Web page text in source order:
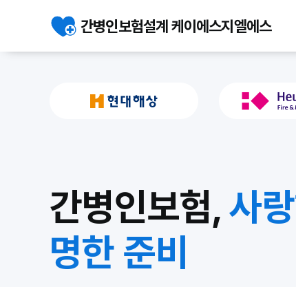
간병인보험설계 케이에스지엘에스
간병인보험,사
명한 준비